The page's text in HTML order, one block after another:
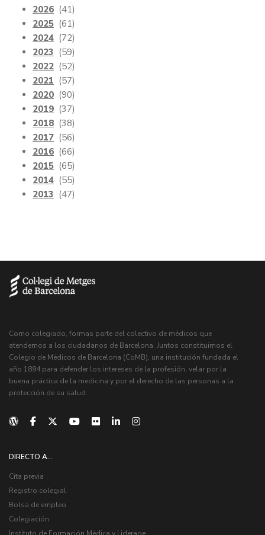
2026 (41)
2025 (61)
2024 (72)
2023 (59)
2022 (52)
2021 (57)
2020 (90)
2019 (37)
2018 (38)
2017 (56)
2016 (66)
2015 (65)
2014 (55)
2013 (47)
Como colegiado, formas parte del colectivo de médicos que
atendemos a los ciudadanos de Barcelona. Juntos constituimos el
Colegio de Médicos de Barcelona (CoMB), una institución fundada el
año 1894 para defender los intereses de la profesión, velar por la
buena práctica de la medicina y por el derecho de las personas a la
protección de su salud.
DIRECTO A...
Cita previa
Registro colegial
Bolsa de empleo
Colegiación
Instituto de Formación Médica y Liderage